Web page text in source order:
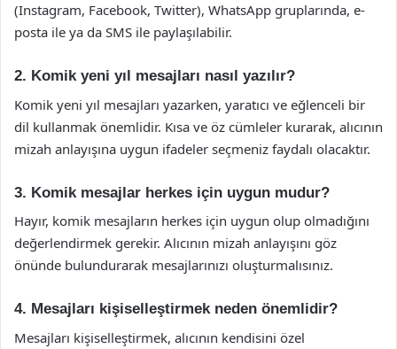
(Instagram, Facebook, Twitter), WhatsApp gruplarında, e-
posta ile ya da SMS ile paylaşılabilir.
2. Komik yeni yıl mesajları nasıl yazılır?
Komik yeni yıl mesajları yazarken, yaratıcı ve eğlenceli bir
dil kullanmak önemlidir. Kısa ve öz cümleler kurarak, alıcının
mizah anlayışına uygun ifadeler seçmeniz faydalı olacaktır.
3. Komik mesajlar herkes için uygun mudur?
Hayır, komik mesajların herkes için uygun olup olmadığını
değerlendirmek gerekir. Alıcının mizah anlayışını göz
önünde bulundurarak mesajlarınızı oluşturmalısınız.
4. Mesajları kişiselleştirmek neden önemlidir?
Mesajları kişiselleştirmek, alıcının kendisini özel